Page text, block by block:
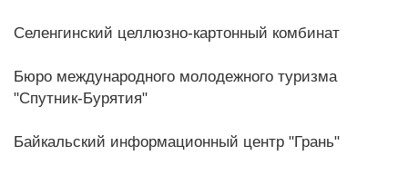
Селенгинский целлюзно-картонный комбинат
Бюро международного молодежного туризма
"Спутник-Бурятия"
Байкальский информационный центр "Грань"